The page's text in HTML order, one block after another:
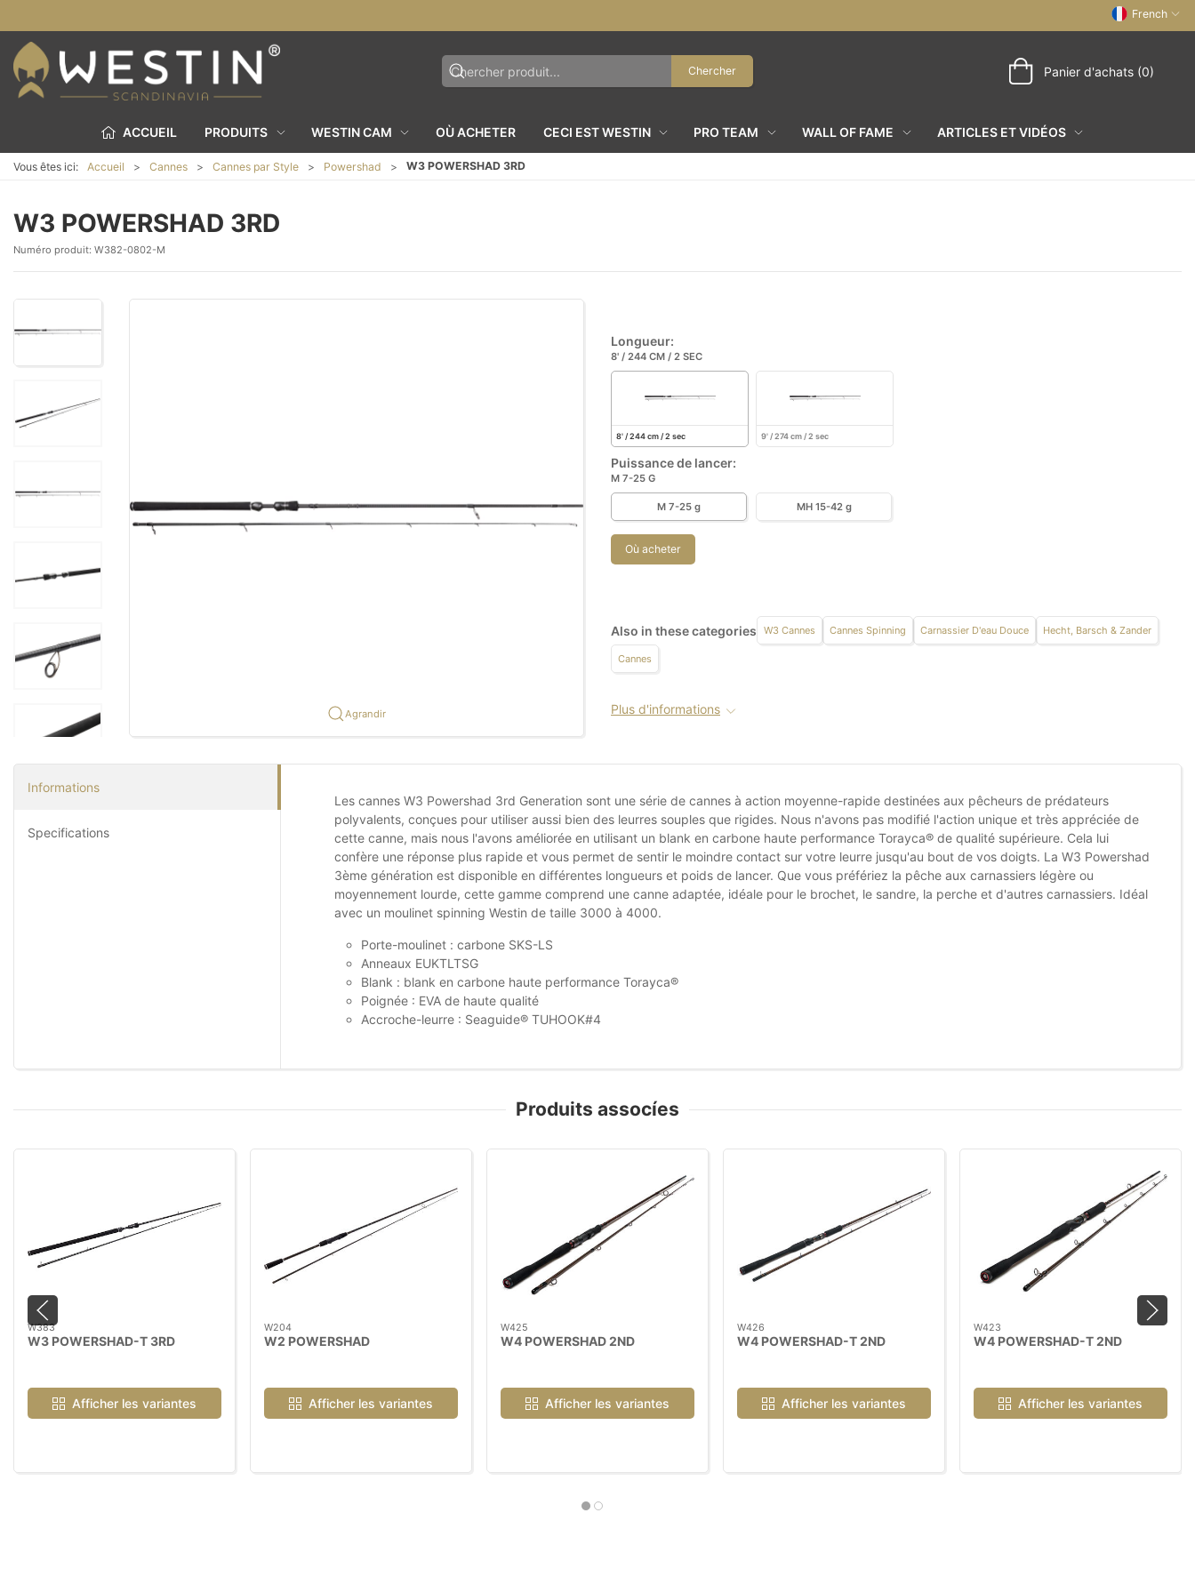
French
Chercher Panier d'achats (0)
ACCUEIL PRODUITS WESTIN CAM OÙ ACHETER CECI EST WESTIN PRO TEAM WALL OF FAME ARTICLES ET VIDÉOS
Vous êtes ici: Accueil Cannes Cannes par Style Powershad W3 POWERSHAD 3RD
W3 POWERSHAD 3RD
Numéro produit: W382-0802-M
Agrandir
Longueur:
8' / 244 CM / 2 SEC
8' / 244 cm / 2 sec 9' / 274 cm / 2 sec
Puissance de lancer:
M 7-25 G
M 7-25 g MH 15-42 g
Où acheter
Also in these categories W3 Cannes Cannes Spinning Carnassier D'eau Douce Hecht, Barsch & Zander
Cannes
Plus d'informations
Informations
Specifications
Les cannes W3 Powershad 3rd Generation sont une série de cannes à action moyenne-rapide destinées aux pêcheurs de prédateurs
polyvalents, conçues pour utiliser aussi bien des leurres souples que rigides. Nous n'avons pas modifié l'action unique et très appréciée de
cette canne, mais nous l'avons améliorée en utilisant un blank en carbone haute performance Torayca® de qualité supérieure. Cela lui
confère une réponse plus rapide et vous permet de sentir le moindre contact sur votre leurre jusqu'au bout de vos doigts. La W3 Powershad
3ème génération est disponible en différentes longueurs et poids de lancer. Que vous préfériez la pêche aux carnassiers légère ou
moyennement lourde, cette gamme comprend une canne adaptée, idéale pour le brochet, le sandre, la perche et d'autres carnassiers. Idéal
avec un moulinet spinning Westin de taille 3000 à 4000.
Porte-moulinet : carbone SKS-LS
Anneaux EUKTLTSG
Blank : blank en carbone haute performance Torayca®
Poignée : EVA de haute qualité
Accroche-leurre : Seaguide® TUHOOK#4
Produits assocíes
W383
W3 POWERSHAD-T 3RD
Afficher les variantes
W204
W2 POWERSHAD
Afficher les variantes
W425
W4 POWERSHAD 2ND
Afficher les variantes
W426
W4 POWERSHAD-T 2ND
Afficher les variantes
W423
W4 POWERSHAD-T 2ND
Afficher les variantes